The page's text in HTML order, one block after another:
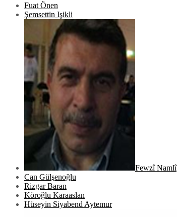
Fuat Önen
Şemsettin Işikli
Fewzî Namlî
Can Gülşenoğlu
Rizgar Baran
Köroğlu Karaaslan
Hüseyin Siyabend Aytemur